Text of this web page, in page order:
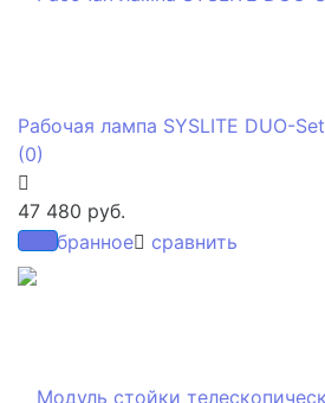
избранное сравнить
Рабочая лампа SYSLITE DUO-Set
(0)
47 480 руб.